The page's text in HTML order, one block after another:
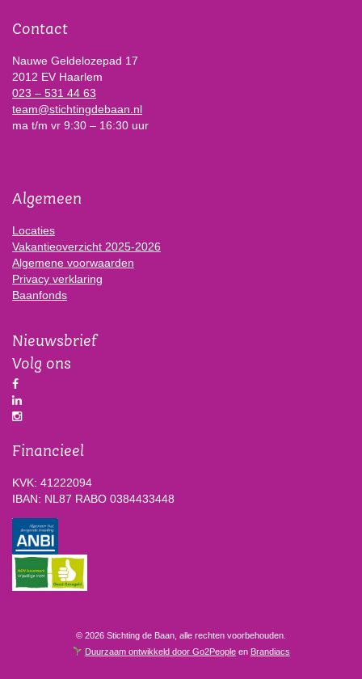
Contact
Nauwe Geldelozepad 17
2012 EV Haarlem
023 – 531 44 63
team@stichtingdebaan.nl
ma t/m vr 9:30 – 16:30 uur
Algemeen
Locaties
Vakantieoverzicht 2025-2026
Algemene voorwaarden
Privacy verklaring
Baanfonds
Nieuwsbrief
Volg ons
Financieel
KVK: 41222094
IBAN: NL87 RABO 0384433448
© 2026 Stichting de Baan, alle rechten voorbehouden.
Duurzaam ontwikkeld door Go2Peopleen Brandiacs